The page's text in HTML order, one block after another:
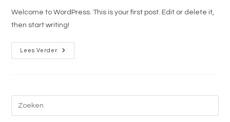
Welcome to WordPress. This is your first post. Edit or delete it,
then start writing!
Lees Verder
Hello
World!
op